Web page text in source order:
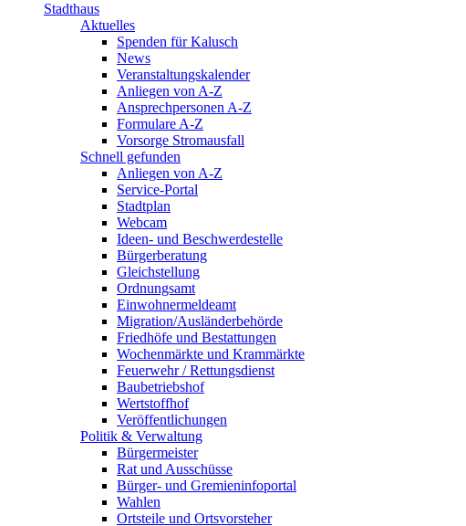
Stadthaus
Aktuelles
Spenden für Kalusch
News
Veranstaltungskalender
Anliegen von A-Z
Ansprechpersonen A-Z
Formulare A-Z
Vorsorge Stromausfall
Schnell gefunden
Anliegen von A-Z
Service-Portal
Stadtplan
Webcam
Ideen- und Beschwerdestelle
Bürgerberatung
Gleichstellung
Ordnungsamt
Einwohnermeldeamt
Migration/Ausländerbehörde
Friedhöfe und Bestattungen
Wochenmärkte und Krammärkte
Feuerwehr / Rettungsdienst
Baubetriebshof
Wertstoffhof
Veröffentlichungen
Politik & Verwaltung
Bürgermeister
Rat und Ausschüsse
Bürger- und Gremieninfoportal
Wahlen
Ortsteile und Ortsvorsteher